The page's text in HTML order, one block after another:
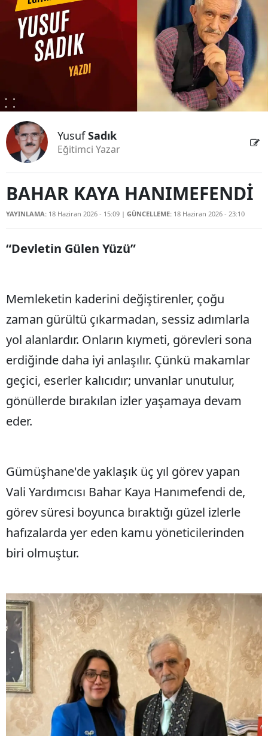
Bilecik
Bingöl
Bitlis
Bolu
Burdur
Çankırı
Çorum
Elazığ
Erzincan
Erzurum
Eskişehir
Gaziantep
Hakkari
Hatay
Isparta
İzmir
Kars
Kastamonu
Kayseri
Kırklareli
Kırşehir
YusufSadık
Eğitimci Yazar
BAHAR KAYA HANIMEFENDİ
YAYINLAMA: 18 Haziran 2026 - 15:09 | GÜNCELLEME: 18 Haziran 2026 - 23:10
“Devletin Gülen Yüzü”
Memleketin kaderini değiştirenler, çoğu
zaman gürültü çıkarmadan, sessiz adımlarla
yol alanlardır. Onların kıymeti, görevleri sona
erdiğinde daha iyi anlaşılır. Çünkü makamlar
geçici, eserler kalıcıdır; unvanlar unutulur,
gönüllerde bırakılan izler yaşamaya devam
eder.
Gümüşhane'de yaklaşık üç yıl görev yapan
Vali Yardımcısı Bahar Kaya Hanımefendi de,
görev süresi boyunca bıraktığı güzel izlerle
hafızalarda yer eden kamu yöneticilerinden
biri olmuştur.